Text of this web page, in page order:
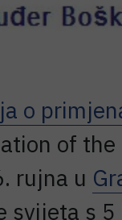
o
of
rujna u
svijeta s